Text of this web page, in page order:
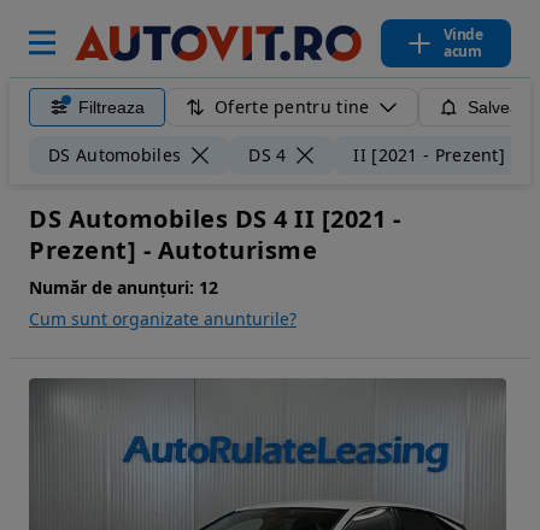
Vinde
acum
Filtreaza Oferte pentru tine
DS Automobiles DS 4 II [2021 - Prezent]
DS Automobiles DS 4 II [2021 -
Prezent] - Autoturisme
Număr de anunțuri: 12
Cum sunt organizate anunturile?